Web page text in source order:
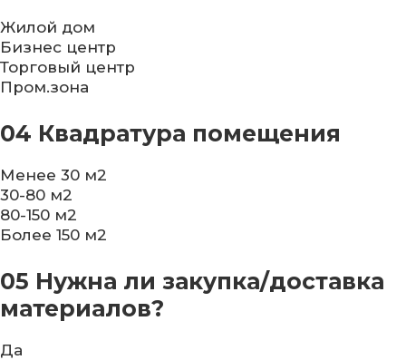
Жилой дом
Бизнес центр
Торговый центр
Пром.зона
04 Квадратура помещения
Менее 30 м2
30-80 м2
80-150 м2
Более 150 м2
05 Нужна ли закупка/доставка
материалов?
Да